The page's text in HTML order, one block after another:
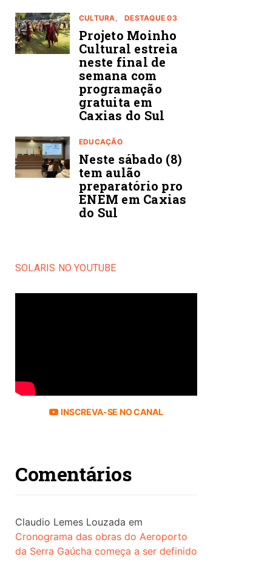
CULTURA DESTAQUE 03
Projeto Moinho
Cultural estreia
neste final de
semana com
programação
gratuita em
Caxias do Sul
EDUCAÇÃO
Neste sábado (8)
tem aulão
preparatório pro
ENEM em Caxias
do Sul
SOLARIS NO YOUTUBE
INSCREVA-SE NO CANAL
Comentários
Claudio Lemes Louzada em
Cronograma das obras do Aeroporto
da Serra Gaúcha começa a ser definido